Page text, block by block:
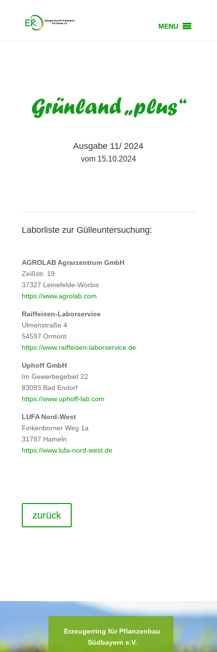
MENU
Ausgabe 11/ 2024
vom 15.10.2024
Laborliste zur Gülleuntersuchung:
AGROLAB Agrarzentrum GmbH
Zeißstr. 19
37327 Leinefelde-Worbis
https://www.agrolab.com
Raiffeisen-Laborservice
Ulmenstraße 4
54597 Ormont
https://www.raiffeisen-laborservice.de
Uphoff GmbH
Im Gewerbegebiet 22
83093 Bad Endorf
https://www.uphoff-lab.com
LUFA Nord-West
Finkenborner Weg 1a
31787 Hameln
https://www.lufa-nord-west.de
zurück
Erzeugerring für Pflanzenbau
Südbayern e.V.